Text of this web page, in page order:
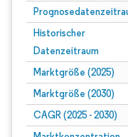
Historischer
Datenzeitraum
Marktgröße (2025)
Marktgröße (2030)
CAGR (2025 - 2030)